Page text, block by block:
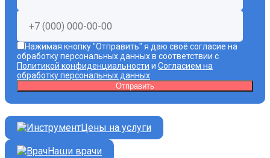
Нажимая кнопку "Отправить" я даю своё согласие на
обработку персональных данных в соответствии с
Политикой конфиденциальности и Согласием на
обработку персональных данных
Цены на услуги
Наши врачи